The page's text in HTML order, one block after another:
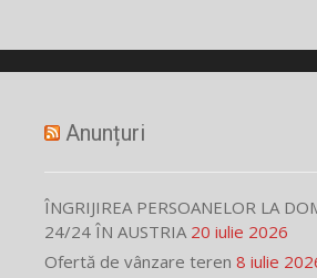
Anunțuri
ÎNGRIJIREA PERSOANELOR LA
24/24 ÎN AUSTRIA 20 iulie 2026
Ofertă de vânzare teren 8 iulie